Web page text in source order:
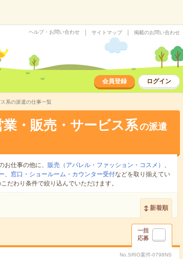
ヘルプ・お問い合わせ サイトマップ 掲載のお問い合わせ
会員登録 ログイン
系の派遣の仕事一覧
・販売・サービス系の派遣
仕事の他に、 販売（アパレル・ファッション・コスメ） 、
、 窓口・ショールーム・カウンター受付などを取り揃えてい
だわり条件で絞り込んでいただけます。
新着順
一括
応募
No.SRIO案件-0798NS